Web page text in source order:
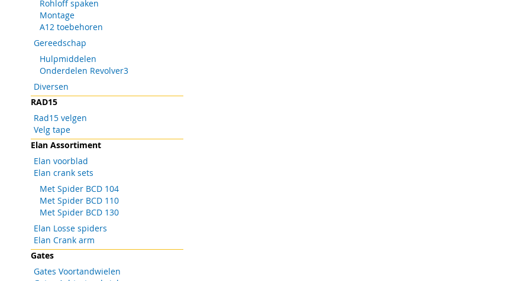
Rohloff spaken
Montage
A12 toebehoren
Gereedschap
Hulpmiddelen
Onderdelen Revolver3
Diversen
RAD15
Rad15 velgen
Velg tape
Elan Assortiment
Elan voorblad
Elan crank sets
Met Spider BCD 104
Met Spider BCD 110
Met Spider BCD 130
Elan Losse spiders
Elan Crank arm
Gates
Gates Voortandwielen